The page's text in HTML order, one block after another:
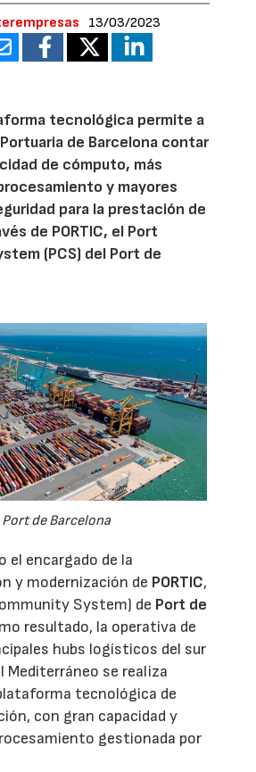
13/03/2023
tecnológica permite a
de Barcelona contar
de cómputo, más
y mayores
para la prestación de
de PORTIC, el Port
(PCS) del Port de
Port de Barcelona
el encargado de la
y modernización de PORTIC,
System) de Port de
resultado, la operativa de
hubs logísticos del sur
Mediterráneo se realiza
tecnológica de
con gran capacidad y
gestionada por